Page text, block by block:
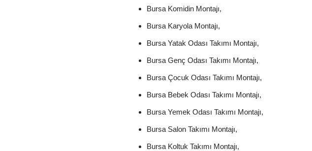
Bursa Komidin Montajı,
Bursa Karyola Montajı,
Bursa Yatak Odası Takımı Montajı,
Bursa Genç Odası Takımı Montajı,
Bursa Çocuk Odası Takımı Montajı,
Bursa Bebek Odası Takımı Montajı,
Bursa Yemek Odası Takımı Montajı,
Bursa Salon Takımı Montajı,
Bursa Koltuk Takımı Montajı,